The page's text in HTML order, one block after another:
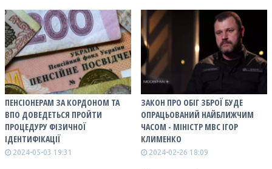
ПЕНСІОНЕРАМ ЗА КОРДОНОМ ТА
ВПО ДОВЕДЕТЬСЯ ПРОЙТИ
ПРОЦЕДУРУ ФІЗИЧНОЇ
ІДЕНТИФІКАЦІЇ
2024-05-03 19:31
ЗАКОН ПРО ОБІГ ЗБРОЇ БУДЕ
ОПРАЦЬОВАНИЙ НАЙБЛИЖЧИМ
ЧАСОМ - МІНІСТР МВС ІГОР
КЛИМЕНКО
2024-02-26 18:09